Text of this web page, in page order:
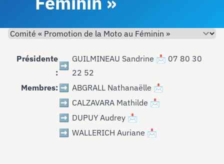
Présidente
:
➡️
GUILMINEAU Sandrine 📩 07 80 30
22 52
Membres: ➡️ ABGRALL Nathanaëlle 📩
➡️ CALZAVARA Mathilde 📩
➡️ DUPUY Audrey 📩
➡️ WALLERICH Auriane 📩